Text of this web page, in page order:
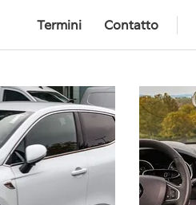
Termini Contatto